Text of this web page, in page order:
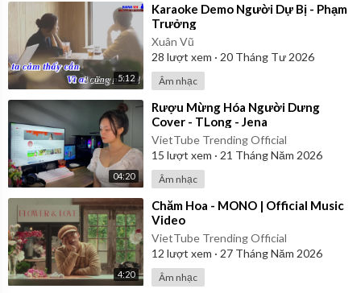
5:12
⁣Karaoke Demo Người Dự Bị - Phạm
Trưởng
Xuân Vũ
28 lượt xem · 20 Tháng Tư 2026
Âm nhạc
04:20
⁣Rượu Mừng Hóa Người Dưng
Cover - TLong - Jena
VietTube Trending Official
15 lượt xem · 21 Tháng Năm 2026
Âm nhạc
4:20
⁣Chăm Hoa - MONO | Official Music
Video
VietTube Trending Official
12 lượt xem · 27 Tháng Năm 2026
Âm nhạc